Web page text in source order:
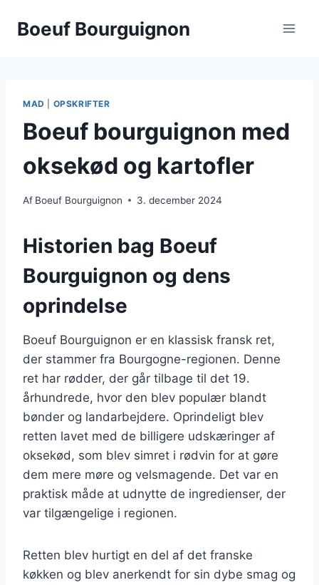
Boeuf Bourguignon
MAD OPSKRIFTER
Boeuf bourguignon med
oksekød og kartofler
Af Boeuf Bourguignon 3. december 2024
Historien bag Boeuf
Bourguignon og dens
oprindelse
Boeuf Bourguignon er en klassisk fransk ret,
der stammer fra Bourgogne-regionen. Denne
ret har rødder, der går tilbage til det 19.
århundrede, hvor den blev populær blandt
bønder og landarbejdere. Oprindeligt blev
retten lavet med de billigere udskæringer af
oksekød, som blev simret i rødvin for at gøre
dem mere møre og velsmagende. Det var en
praktisk måde at udnytte de ingredienser, der
var tilgængelige i regionen.
Retten blev hurtigt en del af det franske
køkken og blev anerkendt for sin dybe smag og